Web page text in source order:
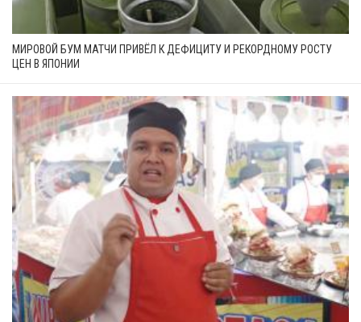
МИРОВОЙ БУМ МАТЧИ ПРИВЁЛ К ДЕФИЦИТУ И РЕКОРДНОМУ РОСТУ
ЦЕН В ЯПОНИИ